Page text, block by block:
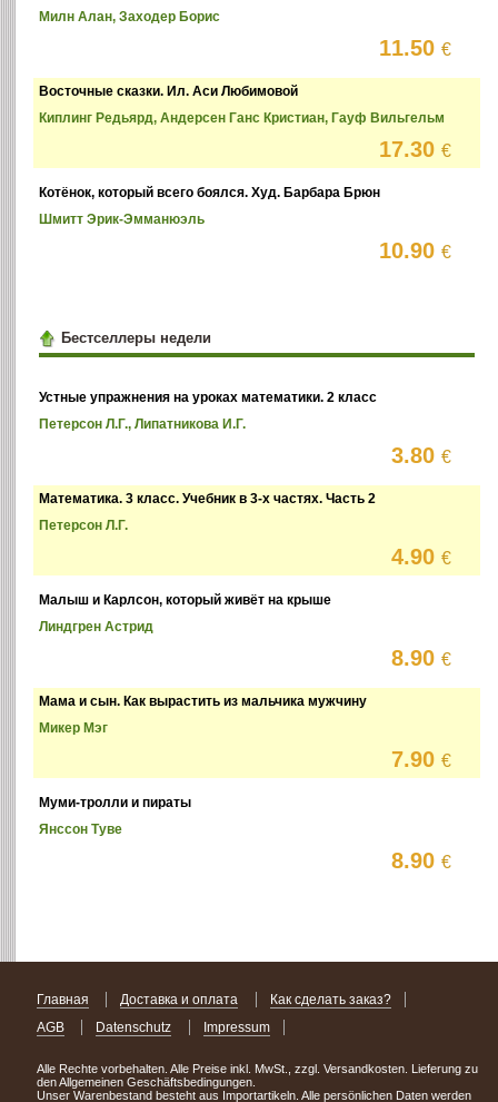
Милн Алан, Заходер Борис
11.50€
Восточные сказки. Ил. Аси Любимовой
Киплинг Редьярд, Андерсен Ганс Кристиан, Гауф Вильгельм
17.30€
Котёнок, который всего боялся. Худ. Барбара Брюн
Шмитт Эрик-Эмманюэль
10.90€
Бестселлеры недели
Устные упражнения на уроках математики. 2 класс
Петерсон Л.Г., Липатникова И.Г.
3.80€
Математика. 3 класс. Учебник в 3-х частях. Часть 2
Петерсон Л.Г.
4.90€
Малыш и Карлсон, который живёт на крыше
Линдгрен Астрид
8.90€
Мама и сын. Как вырастить из мальчика мужчину
Микер Мэг
7.90€
Муми-тролли и пираты
Янссон Туве
8.90€
Главная Доставка и оплата
Как сделать заказ?
AGB
Datenschutz Impressum
Alle Rechte vorbehalten. Alle Preise inkl. MwSt., zzgl. Versandkosten. Lieferung zu
den Allgemeinen Geschäftsbedingungen.
Unser Warenbestand besteht aus Importartikeln. Alle persönlichen Daten werden